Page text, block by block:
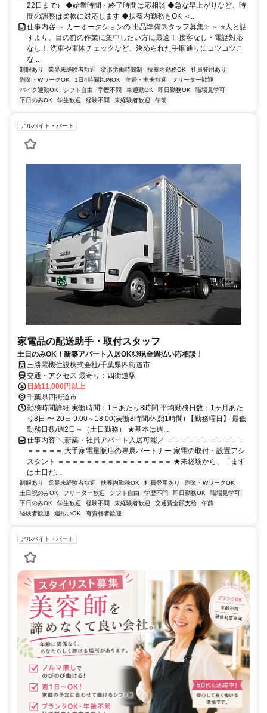
22日まで） ◆始業時間・終了時間は応相談 ◆急な早上がりなど、時
間の調整は柔軟に対応します ◆扶養内勤務もOK ＜...
仕事内容 ～ カーオークションの 出品準備スタッフ募集✨ ～ ⭐人と話
すより、目の前の作業に集中したい方に最適！ 接客なし・電話対応
なし！ 洗車や車体チェックなど、決められた手順通りにコツコツこ
な...
制服あり 業界未経験者歓迎 変形労働時間制 扶養内勤務OK
社員登用あり
副業・WワークOK
1日4時間以内OK 主婦・主夫歓迎
フリーター歓迎
バイク通勤OK
シフト自由 学歴不問 車通勤OK 即日勤務OK
職場見学可
平日のみOK
学生歓迎 経験不問 未経験者歓迎 午前
アルバイト・パート
家電品の配送助手・取付スタッフ
土日のみOK！新築アパート入居OK◎現金週払い応相談！
三勝電機住設株式会社/千葉県四街道市
交通・アクセス 最寄り：四街道駅
日給11,000円以上
千葉県四街道市
勤務時間詳細 実働時間：1日あたり8時間 平均勤務日数：1ヶ月あた
り8日 〜 20日 9:00～18:00(実働8時間/休憩1時間) 【勤務曜日】 最低
勤務日数/週2日～（土日勤務） ★基本は週...
仕事内容 ╲新築・社員アパート入居可能／ ＝＝＝＝＝＝＝＝＝＝＝
＝＝＝＝＝ 大手家電量販店の専属パートナー 家電の取付・設置アシ
スタント ＝＝＝＝＝＝＝＝＝＝＝＝＝＝＝＝ ★未経験から、「まず
は土日だ...
制服あり 業界未経験者歓迎 扶養内勤務OK 社員登用あり
副業・WワークOK
土日祝のみOK
フリーター歓迎 シフト自由 学歴不問 即日勤務OK
職場見学可
平日のみOK
学生歓迎 経験不問 未経験者歓迎 交通費全額支給
午前
経験者歓迎
週払いOK 有資格者歓迎
アルバイト・パート